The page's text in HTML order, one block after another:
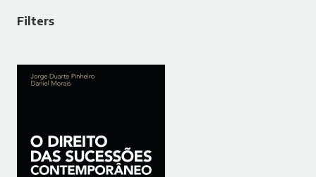
Filters